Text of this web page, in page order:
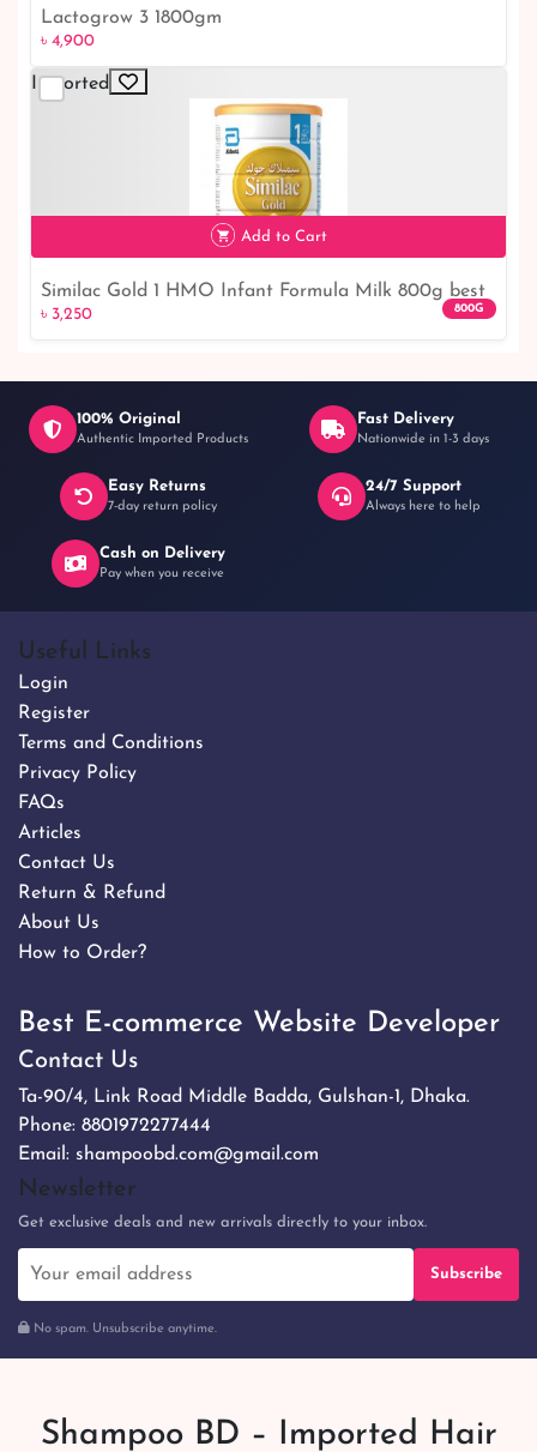
৳ 4,900
Lactogrow 3 1800gm
৳ 4,900
Imported
৳ 3,250
Add to Cart
Similac Gold 1 HMO Infant Formula Milk 800g best
৳ 3,250 800G
100% Original
Authentic Imported Products
Fast Delivery
Nationwide in 1-3 days
Easy Returns
7-day return policy
24/7 Support
Always here to help
Cash on Delivery
Pay when you receive
Useful Links
Login
Register
Terms and Conditions
Privacy Policy
FAQs
Articles
Contact Us
Return & Refund
About Us
How to Order?
Best E-commerce Website Developer
Contact Us
Ta-90/4, Link Road Middle Badda, Gulshan-1, Dhaka.
Phone: 8801972277444
Email: shampoobd.com@gmail.com
Newsletter
Get exclusive deals and new arrivals directly to your inbox.
Subscribe
No spam. Unsubscribe anytime.
Shampoo BD – Imported Hair